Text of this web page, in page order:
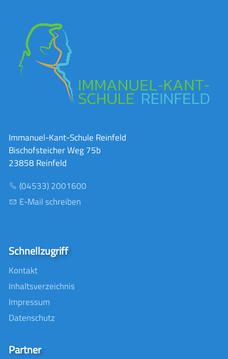
Immanuel-Kant-Schule Reinfeld
Bischofsteicher Weg 75b
23858 Reinfeld
(04533) 2001600
E-Mail schreiben
Schnellzugriff
Kontakt
Inhaltsverzeichnis
Impressum
Datenschutz
Partner